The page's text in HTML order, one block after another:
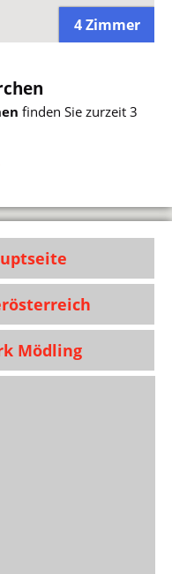
4 Zimmer
finden Sie zurzeit 3
Mödling